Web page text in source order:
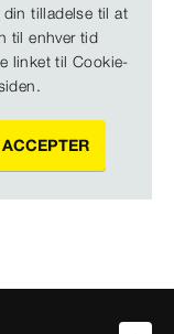
din tilladelse til at
til enhver tid
linket til Cookie-
ACCEPTER